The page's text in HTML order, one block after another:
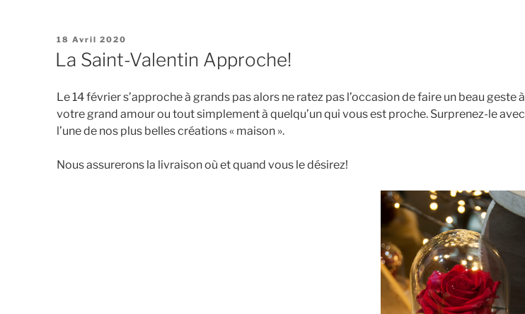
Publié
Le
18 Avril 2020
La Saint-Valentin Approche!
Le 14 février s’approche à grands pas alors ne ratez pas l’occasion de faire un beau geste à
votre grand amour ou tout simplement à quelqu’un qui vous est proche. Surprenez-le avec
l’une de nos plus belles créations « maison ».
Nous assurerons la livraison où et quand vous le désirez!